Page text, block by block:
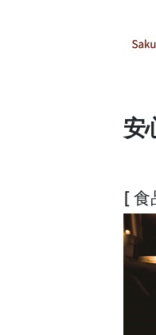
安
[ 食